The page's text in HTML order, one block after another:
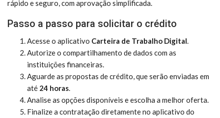
rápido e seguro, com aprovação simplificada.
Passo a passo para solicitar o crédito
Acesse o aplicativo Carteira de Trabalho Digital.
Autorize o compartilhamento de dados com as
instituições financeiras.
Aguarde as propostas de crédito, que serão enviadas em
até 24 horas.
Analise as opções disponíveis e escolha a melhor oferta.
Finalize a contratação diretamente no aplicativo do